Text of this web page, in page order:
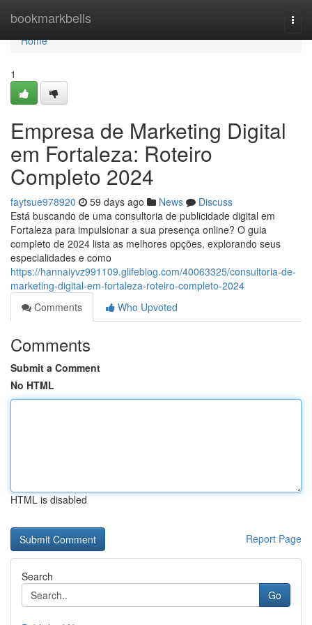
bookmarkbells
Home
Home
1
Empresa de Marketing Digital
em Fortaleza: Roteiro
Completo 2024
faytsue978920 59 days ago News
Discuss
Está buscando de uma consultoria de publicidade digital em
Fortaleza para impulsionar a sua presença online? O guia
completo de 2024 lista as melhores opções, explorando seus
especialidades e como
https://hannaiyvz991109.glifeblog.com/40063325/consultoria-de-
marketing-digital-em-fortaleza-roteiro-completo-2024
Comments
Who Upvoted
Comments
Submit a Comment
No HTML
HTML is disabled
Report Page
Search
Go